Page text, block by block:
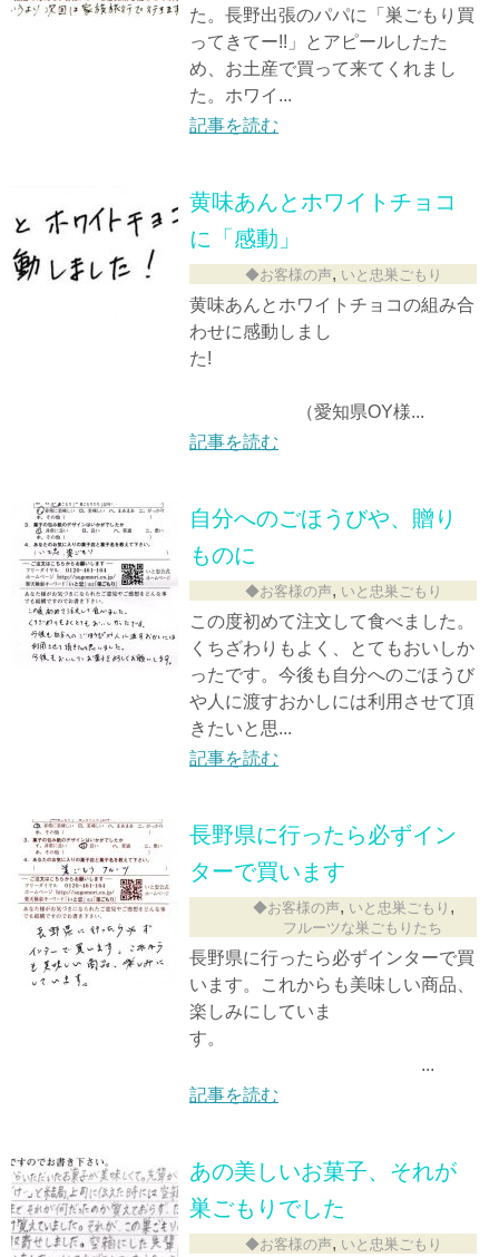
た。長野出張のパパに「巣ごもり買
ってきてー!!」とアピールしたた
め、お土産で買って来てくれまし
た。ホワイ...
記事を読む
黄味あんとホワイトチョコ
に「感動」
◆お客様の声, いと忠巣ごもり
黄味あんとホワイトチョコの組み合
わせに感動しまし
た!
（愛知県OY様...
記事を読む
自分へのごほうびや、贈り
ものに
◆お客様の声, いと忠巣ごもり
この度初めて注文して食べました。
くちざわりもよく、とてもおいしか
ったです。今後も自分へのごほうび
や人に渡すおかしには利用させて頂
きたいと思...
記事を読む
長野県に行ったら必ずイン
ターで買います
◆お客様の声, いと忠巣ごもり ,
フルーツな巣ごもりたち
長野県に行ったら必ずインターで買
います。これからも美味しい商品、
楽しみにしていま
す。
...
記事を読む
あの美しいお菓子、それが
巣ごもりでした
◆お客様の声, いと忠巣ごもり